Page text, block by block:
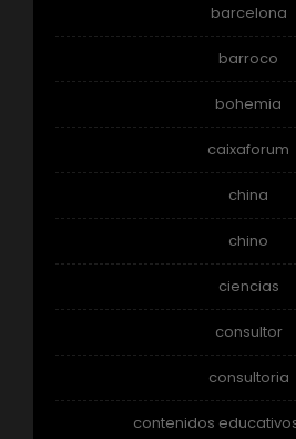
barcelona
barroco
bohemia
caixaforum
china
chino
ciencias
consultor
consultoria
contenidos